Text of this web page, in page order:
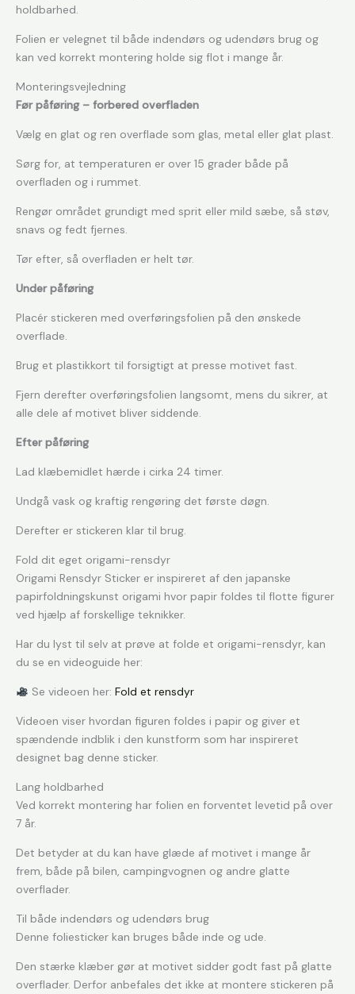
holdbarhed.
Folien er velegnet til både indendørs og udendørs brug og
kan ved korrekt montering holde sig flot i mange år.
Monteringsvejledning
Før påføring – forbered overfladen
Vælg en glat og ren overflade som glas, metal eller glat plast.
Sørg for, at temperaturen er over 15 grader både på
overfladen og i rummet.
Rengør området grundigt med sprit eller mild sæbe, så støv,
snavs og fedt fjernes.
Tør efter, så overfladen er helt tør.
Under påføring
Placér stickeren med overføringsfolien på den ønskede
overflade.
Brug et plastikkort til forsigtigt at presse motivet fast.
Fjern derefter overføringsfolien langsomt, mens du sikrer, at
alle dele af motivet bliver siddende.
Efter påføring
Lad klæbemidlet hærde i cirka 24 timer.
Undgå vask og kraftig rengøring det første døgn.
Derefter er stickeren klar til brug.
Fold dit eget origami-rensdyr
Origami Rensdyr Sticker er inspireret af den japanske
papirfoldningskunst origami hvor papir foldes til flotte figurer
ved hjælp af forskellige teknikker.
Har du lyst til selv at prøve at folde et origami-rensdyr, kan
du se en videoguide her:
Se videoen her: Fold et rensdyr
Videoen viser hvordan figuren foldes i papir og giver et
spændende indblik i den kunstform som har inspireret
designet bag denne sticker.
Lang holdbarhed
Ved korrekt montering har folien en forventet levetid på over
7 år.
Det betyder at du kan have glæde af motivet i mange år
frem, både på bilen, campingvognen og andre glatte
overflader.
Til både indendørs og udendørs brug
Denne foliesticker kan bruges både inde og ude.
Den stærke klæber gør at motivet sidder godt fast på glatte
overflader. Derfor anbefales det ikke at montere stickeren på